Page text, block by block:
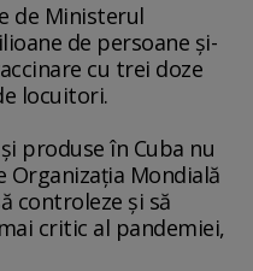
de Ministerul
de persoane şi-
cu trei doze
locuitori.
produse în Cuba nu
Organizaţia Mondială
controleze şi să
critic al pandemiei,